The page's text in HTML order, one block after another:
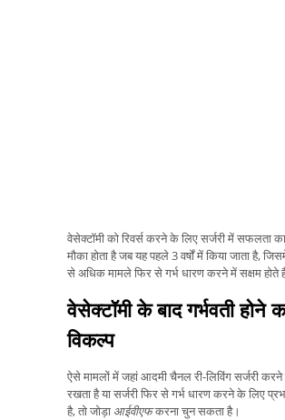
वेसेक्टॉमी को रिवर्स करने के लिए सर्जरी में सफलता
मौका होता है जब यह पहले 3 वर्षों में किया जाता है,
से अधिक मामले फिर से गर्भ धारण करने में सक्षम होते
वेसेक्टॉमी के बाद गर्भवती होने
विकल्प
ऐसे मामलों में जहां आदमी चैनल री-लिविंग सर्जरी करने
रखता है या सर्जरी फिर से गर्भ धारण करने के लिए
है, तो जोड़ा आईवीएफकरना चुन सकता है।